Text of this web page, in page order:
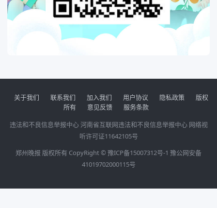
关于我们 联系我们 加入我们 用户协议 隐私政策
版权
所有
意见反馈
服务条款
违法和不良信息举报中心河南省互联网违法和不良信息举报中心 网络视
听许可证11642105号
郑州晚报 版权所有 CopyRight © 豫ICP备15007312号-1 豫公网安备
41019702000115号